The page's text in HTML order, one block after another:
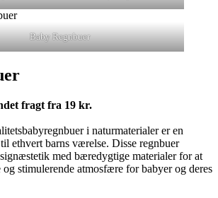
Baby Regnbuer
fragt fra 19 kr.
i naturmaterialer er en
ethvert barns værelse. Disse regnbuer
med bæredygtige materialer for at
og stimulerende atmosfære for babyer og deres